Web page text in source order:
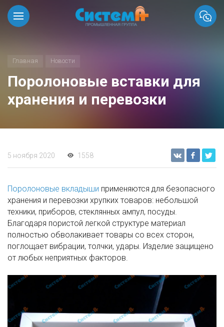
Главная Новости
Поролоновые вставки для
хранения и перевозки
5 ноября 2020 1558
Поролоновые вкладыши применяются для безопасного
хранения и перевозки хрупких товаров: небольшой
техники, приборов, стеклянных ампул, посуды.
Благодаря пористой легкой структуре материал
полностью обволакивает товары со всех сторон,
поглощает вибрации, толчки, удары. Изделие защищено
от любых неприятных факторов.